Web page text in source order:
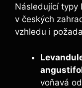
Následující typy
v českých
vzhledu i
voňavá